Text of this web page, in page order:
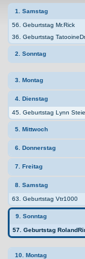
1. Samstag
56. Geburtstag Mr.Rick
36. Geburtstag
2. Sonntag
3. Montag
4. Dienstag
45. Geburtstag Lynn
5. Mittwoch
6. Donnerstag
7. Freitag
8. Samstag
63. Geburtstag Vtr1000
9. Sonntag
57. Geburtstag
10. Montag